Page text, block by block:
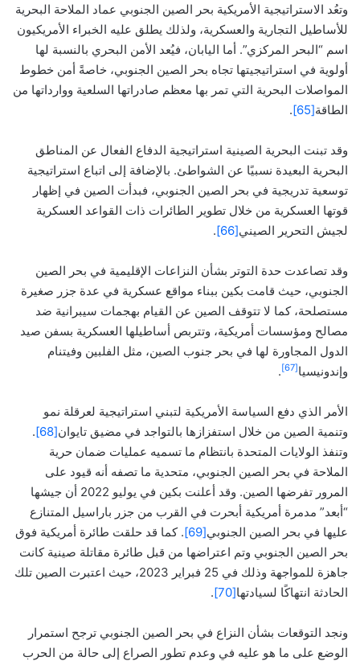
وتعُد الاستراتيجية الأمريكية بحر الصين الجنوبي عماد الملاحة البحرية
للأساطيل التجارية والعسكرية، ولذلك يطلق عليه الخبراء الأمريكيون
اسم “البحر المركزي”. أما اليابان، فيُعد الأمن البحري بالنسبة لها
أولوية في استراتيجيتها تجاه بحر الصين الجنوبي، خاصةً أمن خطوط
المواصلات البحرية التي تمر بها معظم صادراتها السلعية ووارداتها من
الطاقة[65]
.
وقد تبنت البحرية الصينية استراتيجية الدفاع الفعال عن المناطق
البحرية البعيدة نسبيًا عن الشواطئ. بالإضافة إلى اتباع استراتيجية
توسعية تدريجية في بحر الصين الجنوبي، فبدأت الصين في إظهار
قوتها العسكرية من خلال تطوير الطائرات ذات القواعد العسكرية
لجيش التحرير الصيني[66]
.
وقد تصاعدت حدة التوتر بشأن النزاعات الإقليمية في بحر الصين
الجنوبي، حيث قامت بكين ببناء مواقع عسكرية في عدة جزر صغيرة
مستصلحة، كما لا تتوقف الصين عن القيام بهجمات سيبرانية ضد
مصالح ومؤسسات أمريكية، وتتربص أساطيلها العسكرية بسفن صيد
الدول المجاورة لها في بحر جنوب الصين، مثل الفلبين وفيتنام
وإندونيسيا[67]
.
الأمر الذي دفع السياسة الأمريكية لتبني استراتيجية لعرقلة نمو
وتنمية الصين من خلال استفزازها بالتواجد في مضيق تايوان[68]
.
وتنفذ الولايات المتحدة بانتظام ما تسميه عمليات ضمان حرية
الملاحة في بحر الصين الجنوبي، متحدية ما تصفه أنه قيود على
المرور تفرضها الصين. وقد أعلنت بكين في يوليو 2022 أن جيشها
“أبعد” مدمرة أمريكية أبحرت في القرب من جزر باراسيل المتنازع
عليها في بحر الصين الجنوبي[69]
. كما قد حلقت طائرة أمريكية فوق
بحر الصين الجنوبي وتم اعتراضها من قبل طائرة مقاتلة صينية كانت
جاهزة للمواجهة وذلك في 25 فبراير 2023، حيث اعتبرت الصين تلك
الحادثة انتهاكًا لسيادتها[70]
.
ونجد التوقعات بشأن النزاع في بحر الصين الجنوبي ترجح استمرار
الوضع على ما هو عليه في وعدم تطور الصراع إلى حالة من الحرب